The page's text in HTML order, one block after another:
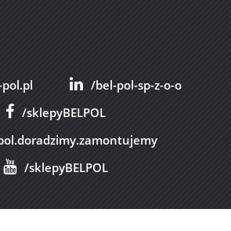
/bel-pol-sp-z-o-o
/sklepyBELPOL
/sklepyBELPOL